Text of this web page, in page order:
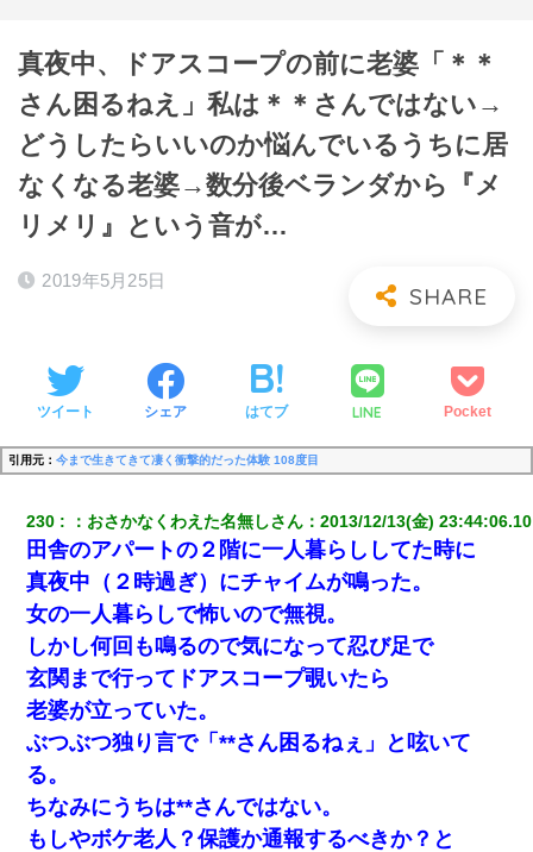
真夜中、ドアスコープの前に老婆「＊＊
さん困るねえ」私は＊＊さんではない→
どうしたらいいのか悩んでいるうちに居
なくなる老婆→数分後ベランダから『メ
リメリ』という音が…
2019年5月25日
ツイート シェア はてブ LINE Pocket
引用元： 今まで生きてきて凄く衝撃的だった体験 108度目
230 ： おさかなくわえた名無しさん ：2013/12/13(金)
田舎のアパートの２階に一人暮らししてた時に
真夜中（２時過ぎ）にチャイムが鳴った。
女の一人暮らしで怖いので無視。
しかし何回も鳴るので気になって忍び足で
玄関まで行ってドアスコープ覗いたら
老婆が立っていた。
ぶつぶつ独り言で「**さん困るねぇ」と呟いて
る。
ちなみにうちは**さんではない。
もしやボケ老人？保護か通報するべきか？と